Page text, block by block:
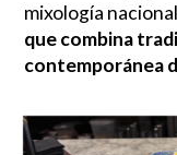
mixología
que combina
contemporánea